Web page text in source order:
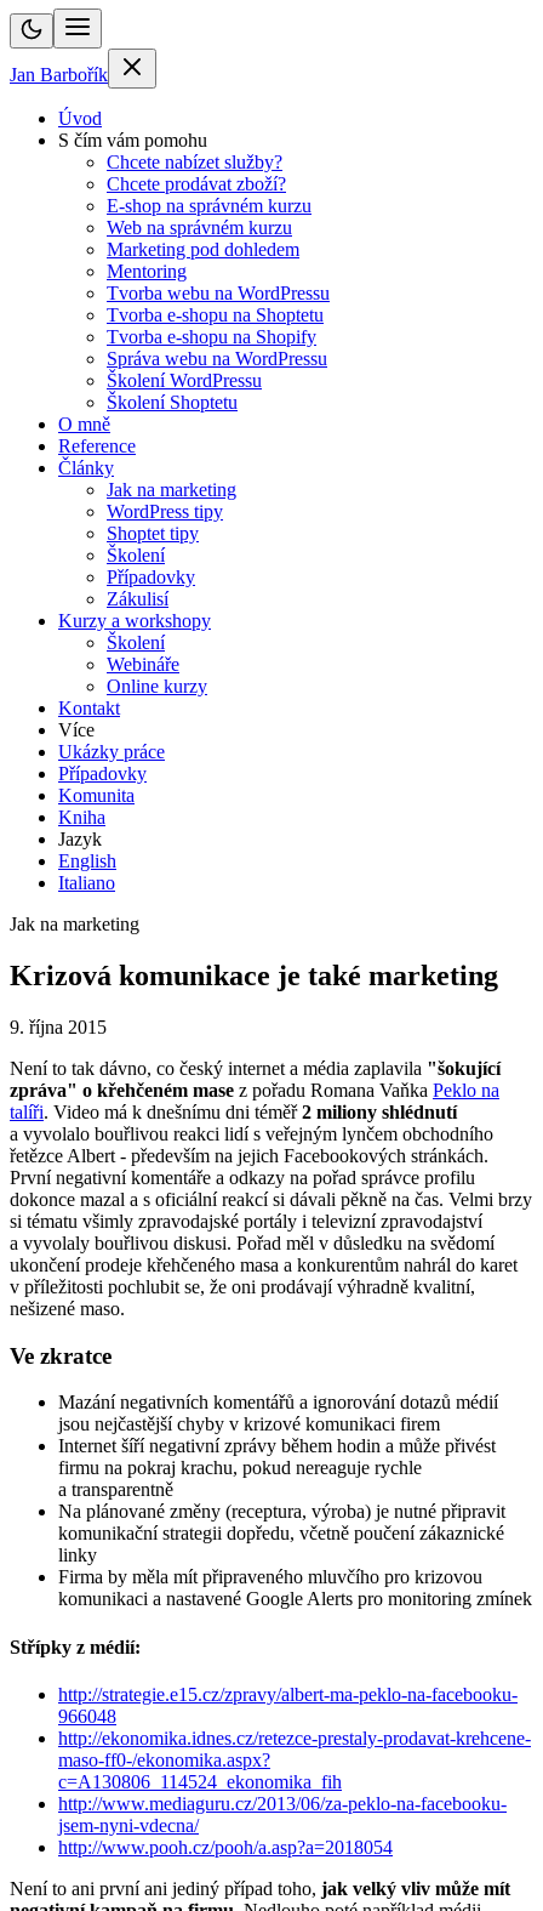
Jan Barbořík
Úvod
S čím vám pomohu
Chcete nabízet služby?
Chcete prodávat zboží?
E-shop na správném kurzu
Web na správném kurzu
Marketing pod dohledem
Mentoring
Tvorba webu na WordPressu
Tvorba e-shopu na Shoptetu
Tvorba e-shopu na Shopify
Správa webu na WordPressu
Školení WordPressu
Školení Shoptetu
O mně
Reference
Články
Jak na marketing
WordPress tipy
Shoptet tipy
Školení
Případovky
Zákulisí
Kurzy a workshopy
Školení
Webináře
Online kurzy
Kontakt
Více
Ukázky práce
Případovky
Komunita
Kniha
Jazyk
English
Italiano
Jak na marketing
Krizová komunikace je také marketing
9. října 2015
Není to tak dávno, co český internet a média zaplavila "šokující
zpráva" o křehčeném mase z pořadu Romana Vaňka Peklo na
talíři. Video má k dnešnímu dni téměř2 miliony shlédnutí
a vyvolalo bouřlivou reakci lidí s veřejným lynčem obchodního
řetězce Albert - především na jejich Facebookových stránkách.
První negativní komentáře a odkazy na pořad správce profilu
dokonce mazal a s oficiální reakcí si dávali pěkně na čas. Velmi brzy
si tématu všimly zpravodajské portály i televizní zpravodajství
a vyvolaly bouřlivou diskusi. Pořad měl v důsledku na svědomí
ukončení prodeje křehčeného masa a konkurentům nahrál do karet
v příležitosti pochlubit se, že oni prodávají výhradně kvalitní,
nešizené maso.
Ve zkratce
Mazání negativních komentářů a ignorování dotazů médií
jsou nejčastější chyby v krizové komunikaci firem
Internet šíří negativní zprávy během hodin a může přivést
firmu na pokraj krachu, pokud nereaguje rychle
a transparentně
Na plánované změny (receptura, výroba) je nutné připravit
komunikační strategii dopředu, včetně poučení zákaznické
linky
Firma by měla mít připraveného mluvčího pro krizovou
komunikaci a nastavené Google Alerts pro monitoring zmínek
Střípky z médií:
http://strategie.e15.cz/zpravy/albert-ma-peklo-na-facebooku-
966048
http://ekonomika.idnes.cz/retezce-prestaly-prodavat-krehcene-
maso-ff0-/ekonomika.aspx?
c=A130806_114524_ekonomika_fih
http://www.mediaguru.cz/2013/06/za-peklo-na-facebooku-
jsem-nyni-vdecna/
http://www.pooh.cz/pooh/a.asp?a=2018054
Není to ani první ani jediný případ toho, jak velký vliv může mít